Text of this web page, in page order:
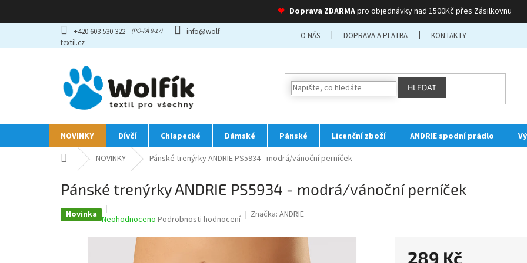
❤ Doprava ZDARMApro objednávky nad 1500Kč přes Zásilkovnu
obsah
+420 603 530 322
info@wolf-
textil.cz
O NÁS DOPRAVA A PLATBA KONTAKTY
HLEDAT
NOVINKY Dívčí Chlapecké Dámské Pánské Licenční zboží ANDRIE spodní prádlo
Domů NOVINKY Pánské trenýrky ANDRIE PS5934 - modrá/vánoční perníček
Pánské trenýrky ANDRIE PS5934 - modrá/vánoční perníček
Novinka Průměrné
Neohodnoceno Podrobnosti hodnocení Značka: ANDRIE
289 Kč